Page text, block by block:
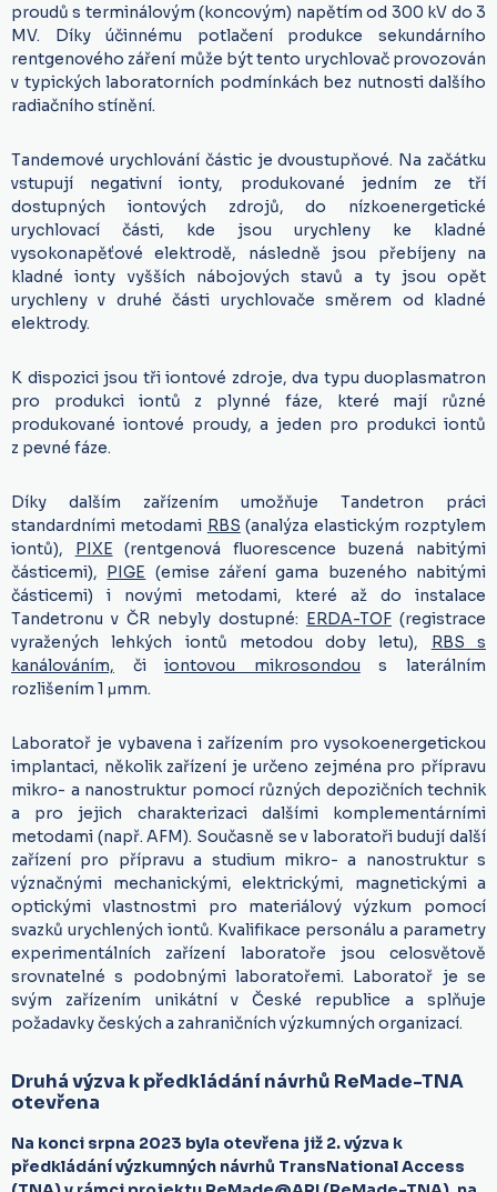
proudů s terminálovým (koncovým) napětím od 300 kV do 3
MV. Díky účinnému potlačení produkce sekundárního
rentgenového záření může být tento urychlovač provozován
v typických laboratorních podmínkách bez nutnosti dalšího
radiačního stínění.
Tandemové urychlování částic je dvoustupňové. Na začátku
vstupují negativní ionty, produkované jedním ze tří
dostupných iontových zdrojů, do nízkoenergetické
urychlovací části, kde jsou urychleny ke kladné
vysokonapěťové elektrodě, následně jsou přebíjeny na
kladné ionty vyšších nábojových stavů a ty jsou opět
urychleny v druhé části urychlovače směrem od kladné
elektrody.
K dispozici jsou tři iontové zdroje, dva typu duoplasmatron
pro produkci iontů z plynné fáze, které mají různé
produkované iontové proudy, a jeden pro produkci iontů
z pevné fáze.
Díky dalším zařízením umožňuje Tandetron práci
standardními metodami RBS (analýza elastickým rozptylem
iontů), PIXE (rentgenová fluorescence buzená nabitými
částicemi), PIGE (emise záření gama buzeného nabitými
částicemi) i novými metodami, které až do instalace
Tandetronu v ČR nebyly dostupné: ERDA-TOF (registrace
vyražených lehkých iontů metodou doby letu), RBS s
kanálováním, čiiontovou mikrosondou s laterálním
rozlišením 1 μmm.
Laboratoř je vybavena i zařízením pro vysokoenergetickou
implantaci, několik zařízení je určeno zejména pro přípravu
mikro- a nanostruktur pomocí různých depozičních technik
a pro jejich charakterizaci dalšími komplementárními
metodami (např. AFM). Současně se v laboratoři budují další
zařízení pro přípravu a studium mikro- a nanostruktur s
význačnými mechanickými, elektrickými, magnetickými a
optickými vlastnostmi pro materiálový výzkum pomocí
svazků urychlených iontů. Kvalifikace personálu a parametry
experimentálních zařízení laboratoře jsou celosvětově
srovnatelné s podobnými laboratořemi. Laboratoř je se
svým zařízením unikátní v České republice a splňuje
požadavky českých a zahraničních výzkumných organizací.
Druhá výzva k předkládání návrhů ReMade-TNA
otevřena
Na konci srpna 2023 byla otevřena již 2. výzva k
předkládání výzkumných návrhů TransNational Access